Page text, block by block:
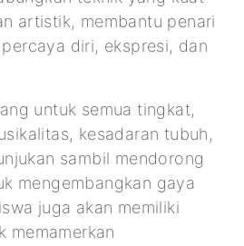
artistik, membantu penari
diri, ekspresi, dan
untuk semua tingkat,
kesadaran tubuh,
sambil mendorong
mengembangkan gaya
juga akan memiliki
memamerkan